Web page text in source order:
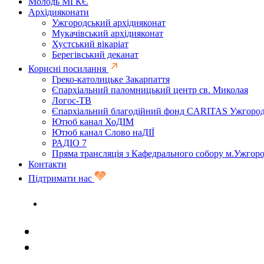
Архідияконати
Ужгородський архідияконат
Мукачівський архідияконат
Хустський вікаріат
Берегівський деканат
Корисні посилання
Греко-католицьке Закарпаття
Єпархіальний паломницький центр св. Миколая
Логос-ТВ
Єпархіальний благодійний фонд CARITAS
Ютюб канал ХоДІМ
Ютюб канал Слово наДІЇ
РАДІО 7
Пряма трансляція з Кафедрального собору
Контакти
Підтримати нас